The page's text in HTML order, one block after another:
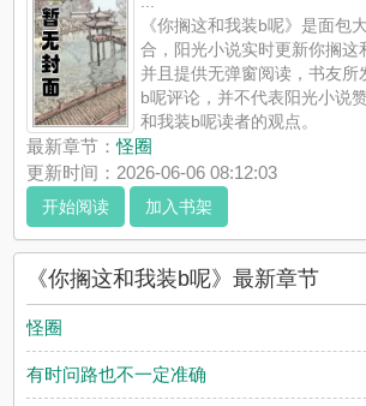
《你搁这和我装b呢》是面包
合，阳光小说实时更新你搁这
并且提供无弹窗阅读，书友所
b呢评论，并不代表阳光小说
和我装b呢读者的观点。
最新章节：怪圈
更新时间：2026-06-06 08:12:03
开始阅读 加入书架
《你搁这和我装b呢》最新章节
怪圈
有时问路也不一定准确